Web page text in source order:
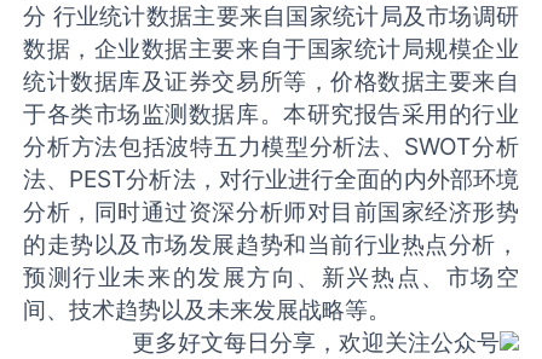
分 行业统计数据主要来自国家统计局及市场调研
数据，企业数据主要来自于国家统计局规模企业
统计数据库及证券交易所等，价格数据主要来自
于各类市场监测数据库。本研究报告采用的行业
分析方法包括波特五力模型分析法、SWOT分析
法、PEST分析法，对行业进行全面的内外部环境
分析，同时通过资深分析师对目前国家经济形势
的走势以及市场发展趋势和当前行业热点分析，
预测行业未来的发展方向、新兴热点、市场空
间、技术趋势以及未来发展战略等。
更多好文每日分享，欢迎关注公众号